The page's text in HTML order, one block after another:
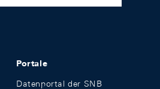
Portale
Datenportal der SNB